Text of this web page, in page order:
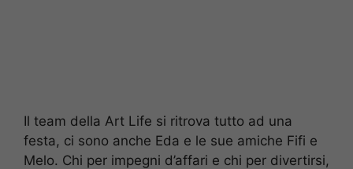
Il team della Art Life si ritrova tutto ad una
festa, ci sono anche Eda e le sue amiche Fifi e
Melo. Chi per impegni d’affari e chi per divertirsi,